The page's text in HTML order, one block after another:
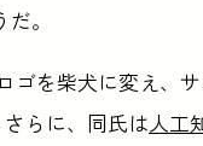
。
ゴを柴犬に変え、
さらに、同氏は人工